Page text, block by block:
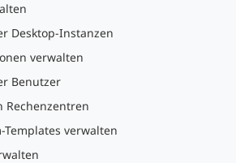
Desktop-Instanzen
verwalten
Benutzer
Rechenzentren
Templates verwalten